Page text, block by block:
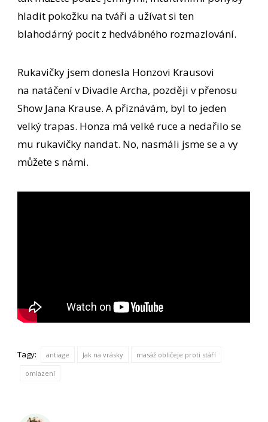
hladit pokožku na tváři a užívat si ten
blahodárný pocit z hedvábného rozmazlování.
Rukavičky jsem donesla Honzovi Krausovi
na natáčení v Divadle Archa, později v přenosu
Show Jana Krause. A přiznávám, byl to jeden
velký trapas. Honza má velké ruce a nedařilo se
mu rukavičky nandat. No, nasmáli jsme se a vy
můžete s námi.
Tagy: antiage Jak na vrásky masáž obličeje proti stáří
omlazení